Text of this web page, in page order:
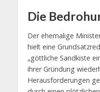
Die
Der ehemalige
hielt eine
„göttliche Sandkiste
ihrer Gründung
Herausforderungen